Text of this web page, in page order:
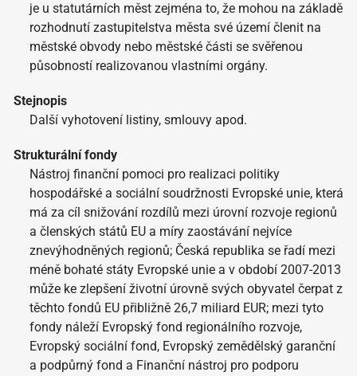
je u statutárních měst zejména to, že mohou na základě
rozhodnutí zastupitelstva města své území členit na
městské obvody nebo městské části se svěřenou
působností realizovanou vlastními orgány.
Stejnopis
Další vyhotovení listiny, smlouvy apod.
Strukturální fondy
Nástroj finanční pomoci pro realizaci politiky
hospodářské a sociální soudržnosti Evropské unie, která
má za cíl snižování rozdílů mezi úrovní rozvoje regionů
a členských států EU a míry zaostávání nejvíce
znevýhodněných regionů; Česká republika se řadí mezi
méně bohaté státy Evropské unie a v období 2007-2013
může ke zlepšení životní úrovně svých obyvatel čerpat z
těchto fondů EU přibližně 26,7 miliard EUR; mezi tyto
fondy náleží Evropský fond regionálního rozvoje,
Evropský sociální fond, Evropský zemědělský garanční
a podpůrný fond a Finanční nástroj pro podporu